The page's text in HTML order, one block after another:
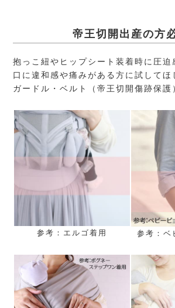
帝王切開出産の方
抱っこ紐やヒップシート装着時に圧迫
口に違和感や痛みがある方に試してほ
ガードル・ベルト（帝王切開傷跡保護
参考：エルゴ着用 参考：ベ